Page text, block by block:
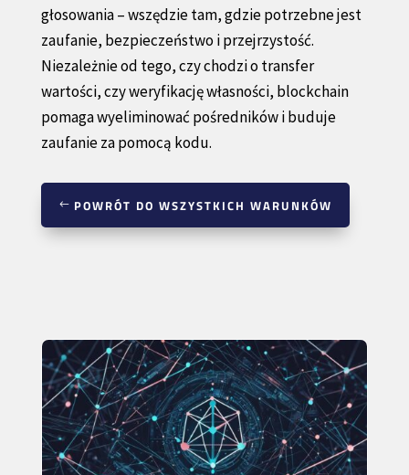
głosowania – wszędzie tam, gdzie potrzebne jest
zaufanie, bezpieczeństwo i przejrzystość.
Niezależnie od tego, czy chodzi o transfer
wartości, czy weryfikację własności, blockchain
pomaga wyeliminować pośredników i buduje
zaufanie za pomocą kodu.
POWRÓT DO WSZYSTKICH WARUNKÓW